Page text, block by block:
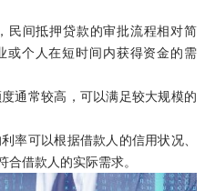
民间抵押贷款的审批流程相对简
或个人在短时间内获得资金的需
通常较高，可以满足较大规模的
率可以根据借款人的信用状况、
借款人的实际需求。